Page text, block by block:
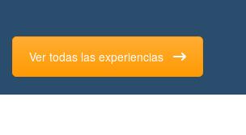
Ver todas las experiencias